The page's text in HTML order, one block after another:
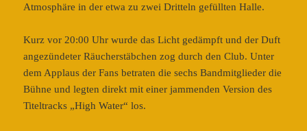
Atmosphäre in der etwa zu zwei Dritteln gefüllten Halle.
Kurz vor 20:00 Uhr wurde das Licht gedämpft und der Duft
angezündeter Räucherstäbchen zog durch den Club. Unter
dem Applaus der Fans betraten die sechs Bandmitglieder die
Bühne und legten direkt mit einer jammenden Version des
Titeltracks „High Water“ los.